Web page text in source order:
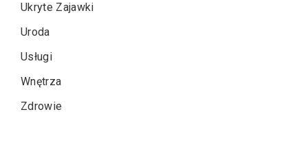
Ukryte Zajawki
Uroda
Usługi
Wnętrza
Zdrowie